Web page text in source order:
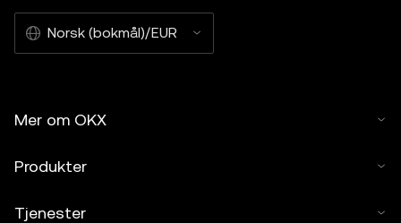
Norsk (bokmål)/EUR
Mer om OKX
Produkter
Tjenester